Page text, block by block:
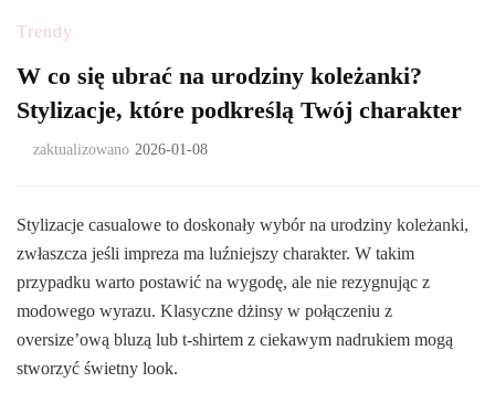
Trendy
W co się ubrać na urodziny koleżanki?
Stylizacje, które podkreślą Twój charakter
zaktualizowano 2026-01-08
Stylizacje casualowe to doskonały wybór na urodziny koleżanki,
zwłaszcza jeśli impreza ma luźniejszy charakter. W takim
przypadku warto postawić na wygodę, ale nie rezygnując z
modowego wyrazu. Klasyczne dżinsy w połączeniu z
oversize’ową bluzą lub t-shirtem z ciekawym nadrukiem mogą
stworzyć świetny look.